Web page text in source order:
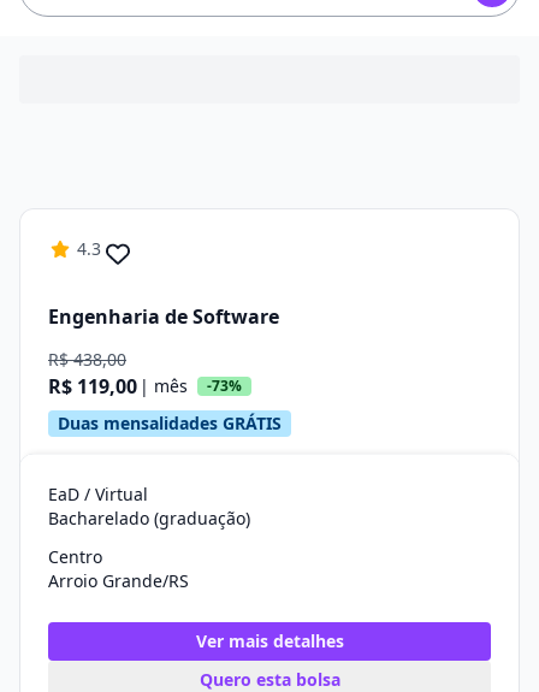
4.3
Engenharia de Software
R$ 438,00
R$ 119,00 | mês -73%
Duas mensalidades GRÁTIS
EaD / Virtual
Bacharelado (graduação)
Centro
Arroio Grande/RS
Ver mais detalhes
Quero esta bolsa